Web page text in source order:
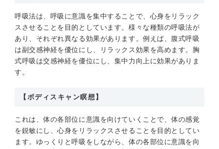
呼吸法は、呼吸に意識を集中することで、心身をリラック
スさせることを目的としています。様々な種類の呼吸法が
あり、それぞれ異なる効果があります。例えば、腹式呼吸
は副交感神経を優位にし、リラックス効果を高めます。胸
式呼吸は交感神経を優位にし、集中力向上に効果がありま
す。
【ボディスキャン瞑想】
これは、体の各部位に意識を向けていくことで、体の感覚
を鋭敏にし、心身をリラックスさせることを目的としてい
ます。ゆっくりと呼吸をしながら、体の各部位に意識を向